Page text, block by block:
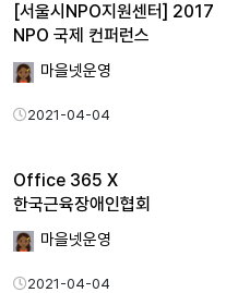
[서울시NPO지원센터] 2017
NPO 국제 컨퍼런스
마을넷운영
2021-04-04
Office 365 X
한국근육장애인협회
마을넷운영
2021-04-04